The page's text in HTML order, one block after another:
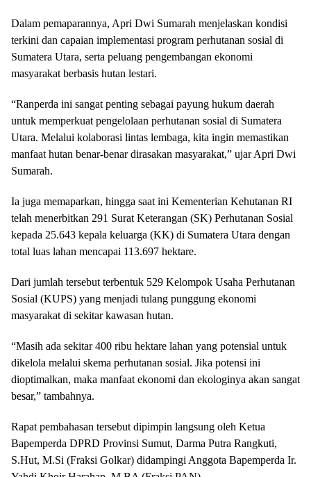
Dalam pemaparannya, Apri Dwi Sumarah menjelaskan kondisi
terkini dan capaian implementasi program perhutanan sosial di
Sumatera Utara, serta peluang pengembangan ekonomi
masyarakat berbasis hutan lestari.
“Ranperda ini sangat penting sebagai payung hukum daerah
untuk memperkuat pengelolaan perhutanan sosial di Sumatera
Utara. Melalui kolaborasi lintas lembaga, kita ingin memastikan
manfaat hutan benar-benar dirasakan masyarakat,” ujar Apri Dwi
Sumarah.
Ia juga memaparkan, hingga saat ini Kementerian Kehutanan RI
telah menerbitkan 291 Surat Keterangan (SK) Perhutanan Sosial
kepada 25.643 kepala keluarga (KK) di Sumatera Utara dengan
total luas lahan mencapai 113.697 hektare.
Dari jumlah tersebut terbentuk 529 Kelompok Usaha Perhutanan
Sosial (KUPS) yang menjadi tulang punggung ekonomi
masyarakat di sekitar kawasan hutan.
“Masih ada sekitar 400 ribu hektare lahan yang potensial untuk
dikelola melalui skema perhutanan sosial. Jika potensi ini
dioptimalkan, maka manfaat ekonomi dan ekologinya akan sangat
besar,” tambahnya.
Rapat pembahasan tersebut dipimpin langsung oleh Ketua
Bapemperda DPRD Provinsi Sumut, Darma Putra Rangkuti,
S.Hut, M.Si (Fraksi Golkar) didampingi Anggota Bapemperda Ir.